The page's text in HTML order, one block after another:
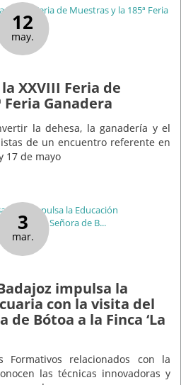
12
may.
XXVIII Feria de
Feria Ganadera
la dehesa, la ganadería y el
de un encuentro referente en
17 de mayo
3
mar.
impulsa la
con la visita del
de Bótoa a la Finca ‘La
Formativos relacionados con la
las técnicas innovadoras y